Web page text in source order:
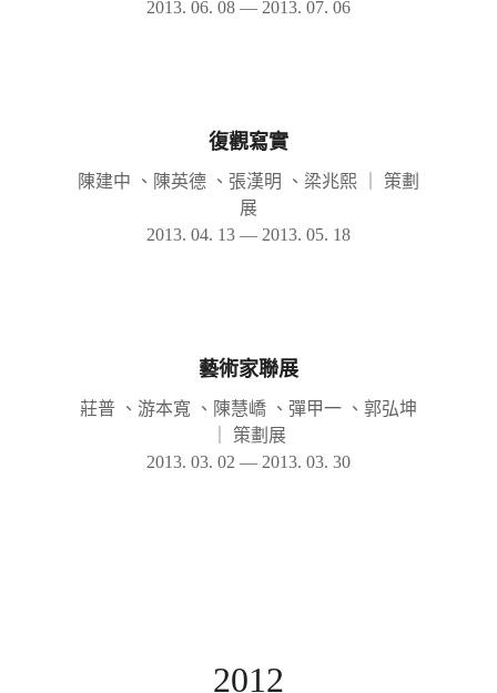
2013. 06. 08 — 2013. 07. 06
復觀寫實
陳建中 、陳英德 、張漢明 、梁兆熙
策劃
展
2013. 04. 13 — 2013. 05. 18
藝術家聯展
莊普 、游本寬 、陳慧嶠 、彈甲一 、郭弘坤
策劃展
2013. 03. 02 — 2013. 03. 30
2012